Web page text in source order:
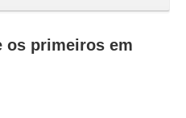
os primeiros em